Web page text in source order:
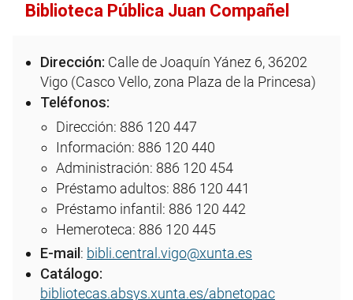
Biblioteca Pública Juan Compañel
Dirección: Calle de Joaquín Yánez 6, 36202
Vigo (Casco Vello, zona Plaza de la Princesa)
Teléfonos:
Dirección: 886 120 447
Información: 886 120 440
Administración: 886 120 454
Préstamo adultos: 886 120 441
Préstamo infantil: 886 120 442
Hemeroteca: 886 120 445
E-mail : bibli.central.vigo@xunta.es
Catálogo:
bibliotecas.absys.xunta.es/abnetopac